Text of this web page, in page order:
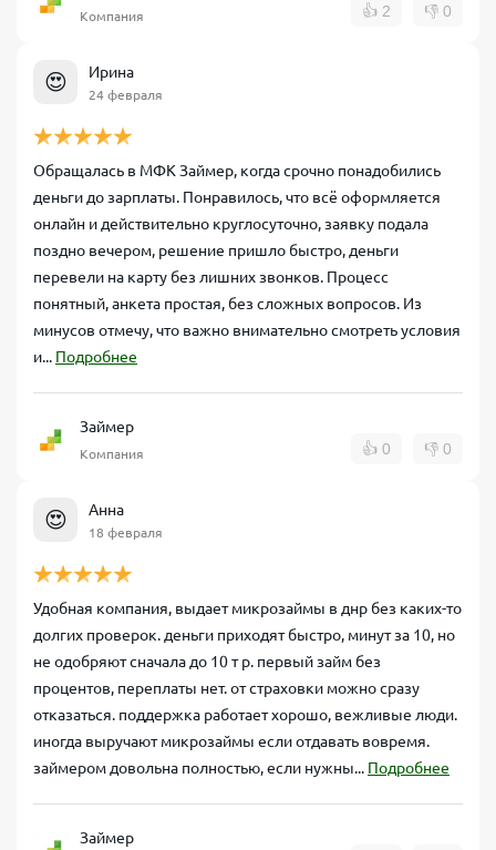
Компания 👍 2 👎 0
😍 Ирина
24 февраля
Обращалась в МФК Займер, когда срочно понадобились
деньги до зарплаты. Понравилось, что всё оформляется
онлайн и действительно круглосуточно, заявку подала
поздно вечером, решение пришло быстро, деньги
перевели на карту без лишних звонков. Процесс
понятный, анкета простая, без сложных вопросов. Из
минусов отмечу, что важно внимательно смотреть условия
и... Подробнее
Займер
Компания 👍 0 👎 0
😍 Анна
18 февраля
Удобная компания, выдает микрозаймы в днр без каких-то
долгих проверок. деньги приходят быстро, минут за 10, но
не одобряют сначала до 10 т р. первый займ без
процентов, переплаты нет. от страховки можно сразу
отказаться. поддержка работает хорошо, вежливые люди.
иногда выручают микрозаймы если отдавать вовремя.
займером довольна полностью, если нужны... Подробнее
Займер